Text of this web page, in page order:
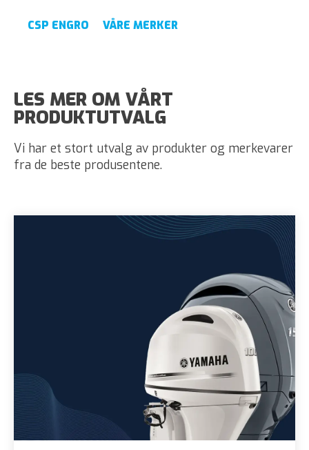
CSP ENGRO VÅRE MERKER
LES MER OM VÅRT
PRODUKTUTVALG
Vi har et stort utvalg av produkter og merkevarer
fra de beste produsentene.